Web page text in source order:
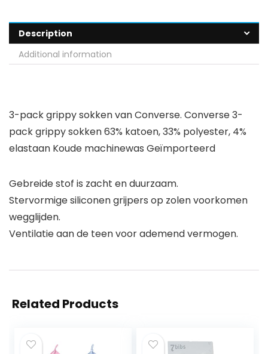
Description
Additional information
3-pack grippy sokken van Converse. Converse 3-
pack grippy sokken 63% katoen, 33% polyester, 4%
elastaan Koude machinewas Geïmporteerd
Gebreide stof is zacht en duurzaam.
Stervormige siliconen grijpers op zolen voorkomen
wegglijden.
Ventilatie aan de teen voor ademend vermogen.
Related Products